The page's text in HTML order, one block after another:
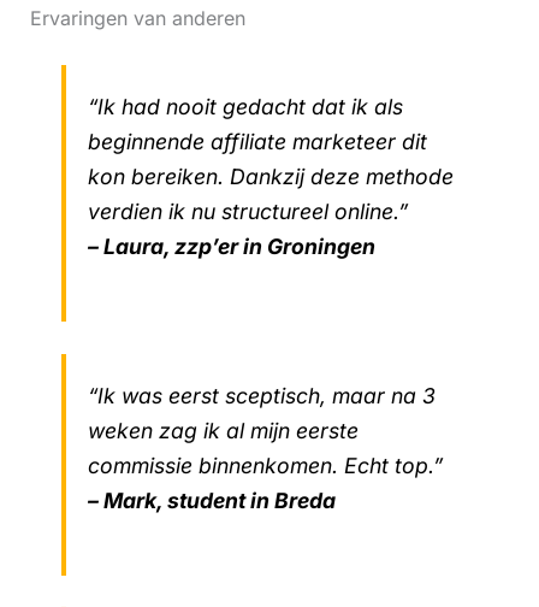
Ervaringen van anderen
“Ik had nooit gedacht dat ik als
beginnende affiliate marketeer dit
kon bereiken. Dankzij deze methode
verdien ik nu structureel online.”
– Laura, zzp’er in Groningen
“Ik was eerst sceptisch, maar na 3
weken zag ik al mijn eerste
commissie binnenkomen. Echt top.”
– Mark, student in Breda